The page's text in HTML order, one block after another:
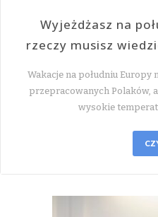
Wyjeżdżasz na
rzeczy musisz
Wakacje na południu Europy
przepracowanych Polaków,
wysokie